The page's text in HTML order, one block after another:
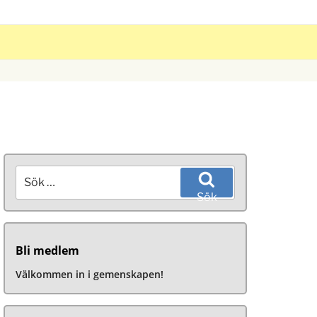
efter:
Sök
Bli medlem
Välkommen in i gemenskapen!